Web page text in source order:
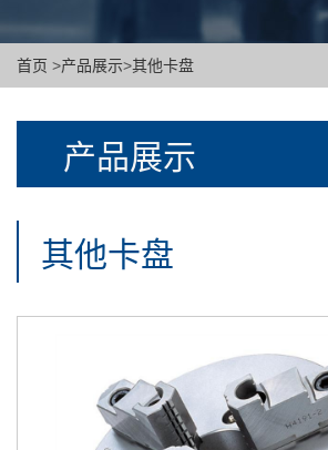
首页 >产品展示>其他卡盘
产品展示
其他卡盘